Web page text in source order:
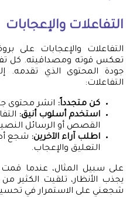
التفاعلات والإعجابات
التفاعلات والإعجابات على
تعكس قوته ومصداقيته. كل
جودة المحتوى الذي تقدمه.
التفاعلات:
كن متجدداً: انشر محتوى
استخدم أسلوب أنيق:
القصص أو الرسائل
اطلب آراء الآخرين: شجع
التعليق والإعجاب.
على سبيل المثال، عندما
يجذب الأنظار، تلقيت الكثير
شجعني على الاستمرار في